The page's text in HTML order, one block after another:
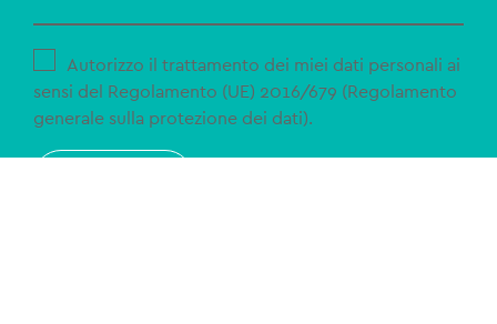
Autorizzo il trattamento dei miei dati personali ai
sensi del Regolamento (UE) 2016/679 (Regolamento
generale sulla protezione dei dati).